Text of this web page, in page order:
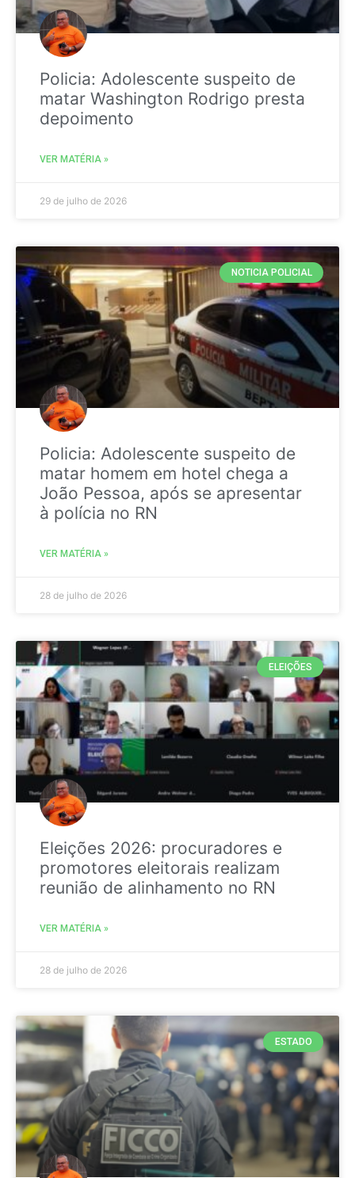
Policia: Adolescente suspeito de
matar Washington Rodrigo presta
depoimento
VER MATÉRIA »
29 de julho de 2026
NOTICIA POLICIAL
Policia: Adolescente suspeito de
matar homem em hotel chega a
João Pessoa, após se apresentar
à polícia no RN
VER MATÉRIA »
28 de julho de 2026
ELEIÇÕES
Eleições 2026: procuradores e
promotores eleitorais realizam
reunião de alinhamento no RN
VER MATÉRIA »
28 de julho de 2026
ESTADO